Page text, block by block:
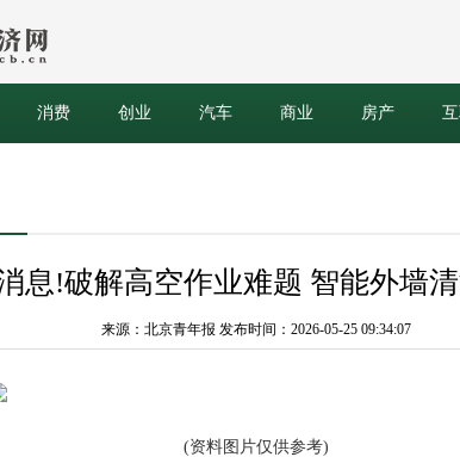
消费 创业 汽车 商业 房产
息!破解高空作业难题 智能外墙
来源：北京青年报 发布时间：2026-05-25 09:34:07
(资料图片仅供参考)